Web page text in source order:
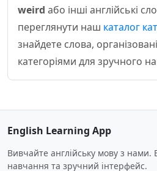
weird або інші англійські
переглянути наш каталог
знайдете слова,
категоріями для зручного
English Learning App
Вивчайте англійську мову з нами.
навчання та зручний інтерфейс.